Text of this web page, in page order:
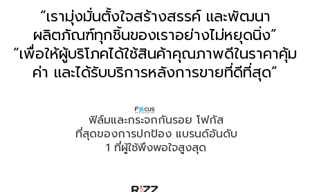
“เรามุ่งมั่นตั้งใจสร้างสรรค์ และพัฒนา
ผลิตภัณฑ์ทุกชิ้นของเราอย่างไม่หยุดนิ่ง”
“เพื่อให้ผู้บริโภคได้ใช้สินค้าคุณภาพดีในราคาคุ้ม
ค่า และได้รับบริการหลังการขายที่ดีที่สุด”
ฟิล์มและกระจกกันรอย โฟกัส
ที่สุดของการปกป้อง แบรนด์อันดับ
1 ที่ผู้ใช้พึงพอใจสูงสุด